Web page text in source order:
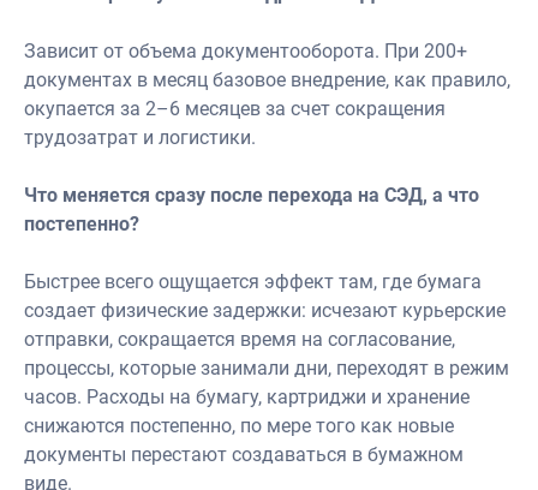
Зависит от объема документооборота. При 200+
документах в месяц базовое внедрение, как правило,
окупается за 2–6 месяцев за счет сокращения
трудозатрат и логистики.
Что меняется сразу после перехода на СЭД, а что
постепенно?
Быстрее всего ощущается эффект там, где бумага
создает физические задержки: исчезают курьерские
отправки, сокращается время на согласование,
процессы, которые занимали дни, переходят в режим
часов. Расходы на бумагу, картриджи и хранение
снижаются постепенно, по мере того как новые
документы перестают создаваться в бумажном
виде.